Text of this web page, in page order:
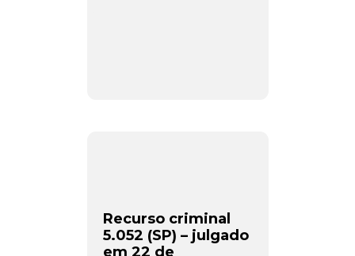
Recurso criminal
5.052 (SP) – julgado
em 22 de